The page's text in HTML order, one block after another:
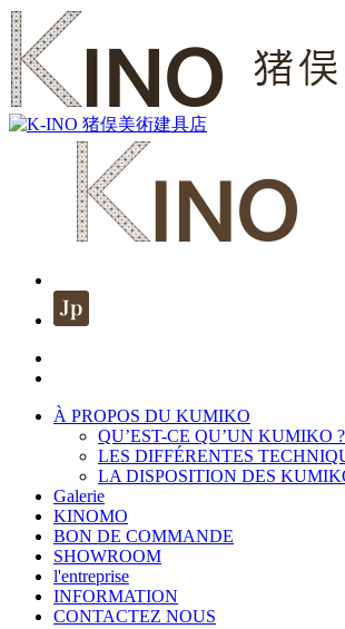
À PROPOS DU KUMIKO
QU’EST-CE QU’UN KUMIKO ?
LES DIFFÉRENTES
LA DISPOSITION DES
Galerie
KINOMO
BON DE COMMANDE
SHOWROOM
l'entreprise
INFORMATION
CONTACTEZ NOUS